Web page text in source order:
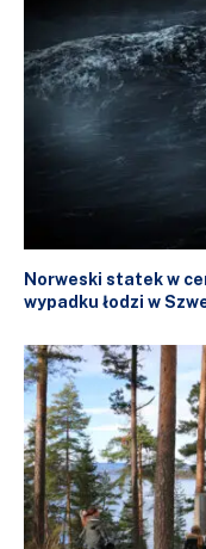
Norweski statek w
wypadku łodzi w